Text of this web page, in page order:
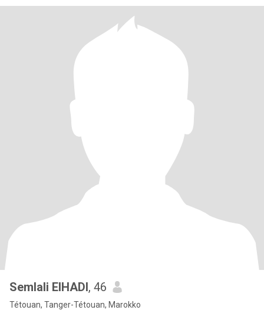
Semlali ElHADI, 46
Tétouan, Tanger-Tétouan, Marokko